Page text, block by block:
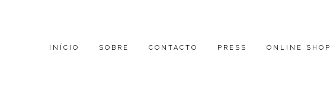
INÍCIO SOBRE CONTACTO PRESS ONLINE SHOP